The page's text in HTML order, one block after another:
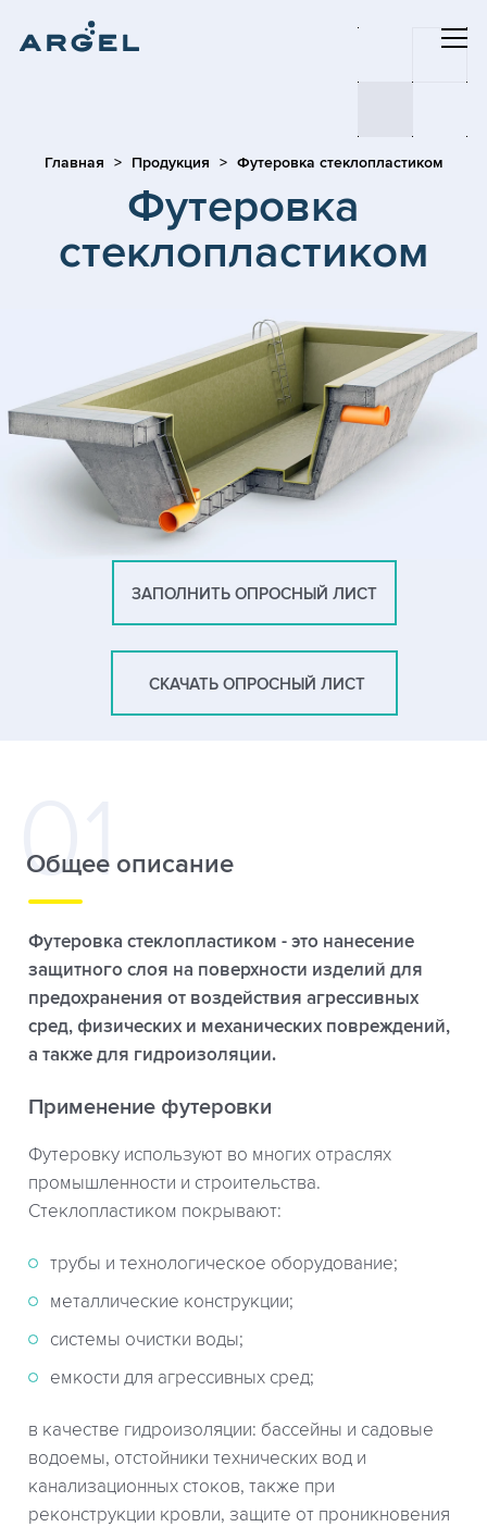
Главная Продукция Футеровка стеклопластиком
Футеровка
стеклопластиком
ЗАПОЛНИТЬ ОПРОСНЫЙ ЛИСТ
СКАЧАТЬ ОПРОСНЫЙ ЛИСТ
Общее описание
Футеровка стеклопластиком - это нанесение
защитного слоя на поверхности изделий для
предохранения от воздействия агрессивных
сред, физических и механических повреждений,
а также для гидроизоляции.
Применение футеровки
Футеровку используют во многих отраслях
промышленности и строительства.
Стеклопластиком покрывают:
трубы и технологическое оборудование;
металлические конструкции;
системы очистки воды;
емкости для агрессивных сред;
в качестве гидроизоляции: бассейны и садовые
водоемы, отстойники технических вод и
канализационных стоков, также при
реконструкции кровли, защите от проникновения